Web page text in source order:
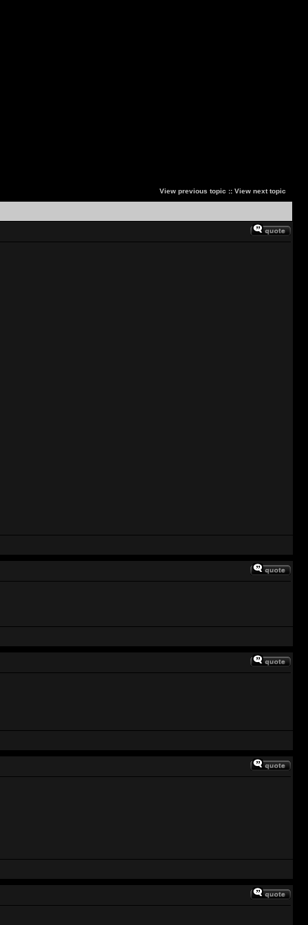
View previous topic :: View next topic